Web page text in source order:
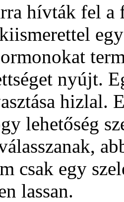
hívták fel
nyújt.
hizlal.
lehetőség
csak egy
lassan.